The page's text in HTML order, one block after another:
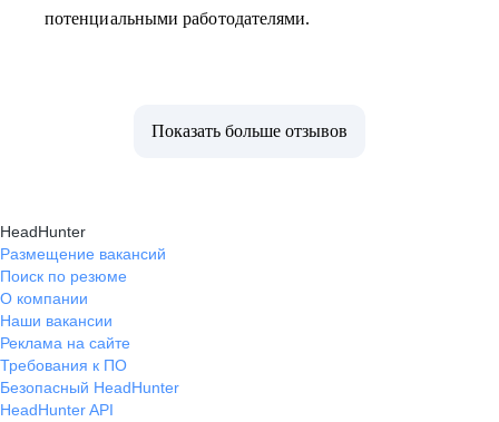
потенциальными работодателями.
Показать больше отзывов
HeadHunter
Размещение вакансий
Поиск по резюме
О компании
Наши вакансии
Реклама на сайте
Требования к ПО
Безопасный HeadHunter
HeadHunter API